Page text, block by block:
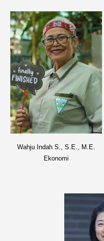
Wahju Indah S ., S.E., M.E.
Ekonomi